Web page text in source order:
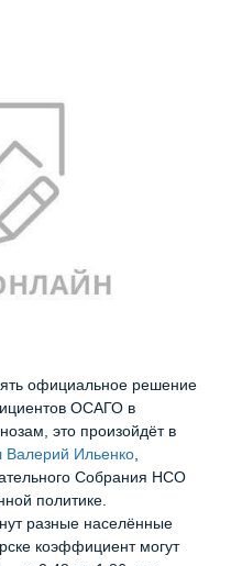
официальное решение
ОСАГО в
это произойдёт в
Валерий Ильенко,
Собрания НСО
политике.
разные населённые
коэффициент могут